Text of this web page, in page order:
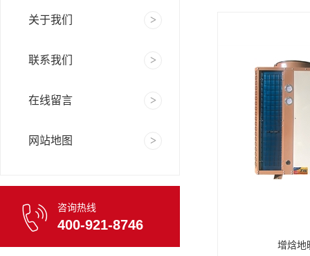
关于我们
联系我们
在线留言
网站地图
咨询热线
400-921-8746
增焓地